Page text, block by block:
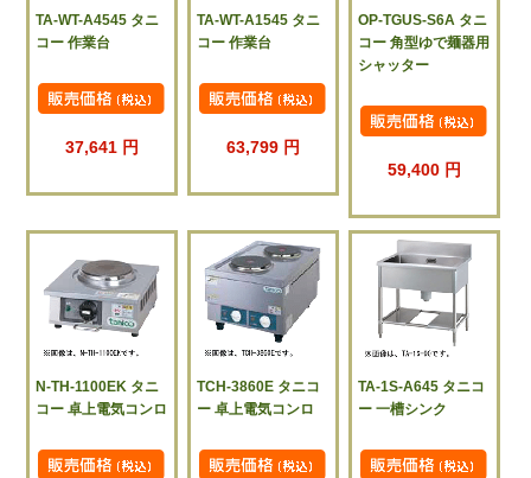
TA-WT-A4545 タニ
コー 作業台
37,641 円
TA-WT-A1545 タニ
コー 作業台
63,799 円
OP-TGUS-S6A タニ
コー 角型ゆで麺器用
シャッター
59,400 円
N-TH-1100EK タニ
コー 卓上電気コンロ
TCH-3860E タニコ
ー 卓上電気コンロ
TA-1S-A645 タニコ
ー 一槽シンク